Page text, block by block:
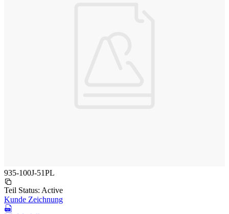
935-100J-51PL
Teil Status: Active
Kunde Zeichnung